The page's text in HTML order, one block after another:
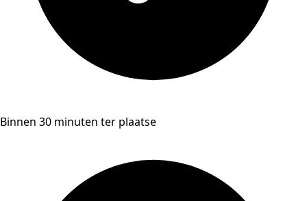
Binnen 30 minuten ter plaatse